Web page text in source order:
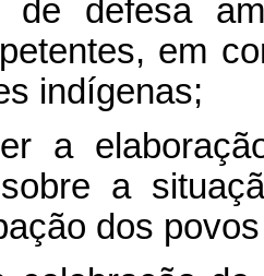
de defesa
em
indígenas;
a
a
dos